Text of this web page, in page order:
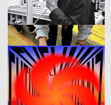
Swim City
Claudiabasel Grafik & Interaktion CH
2019
Unterem Radar
Studio Mark Bohle, Kormann Raffael D
2019
Tonight at Merlin
CoDe. Zürich GmbH CH
2019
Very Much Dutch